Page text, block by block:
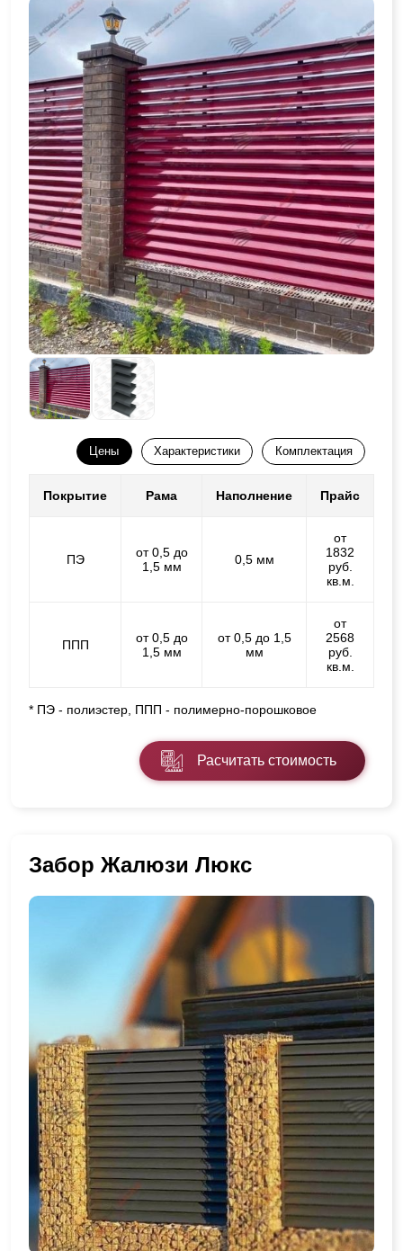
Цены Характеристики Комплектация
Покрытие Рама Наполнение Прайс
ПЭ
от 0,5 до
1,5 мм
0,5 мм
от
1832
руб.
кв.м.
ППП
от 0,5 до
1,5 мм
от 0,5 до 1,5
мм
от
2568
руб.
кв.м.
* ПЭ - полиэстер, ППП - полимерно-порошковое
Расчитать стоимость
Забор Жалюзи Люкс